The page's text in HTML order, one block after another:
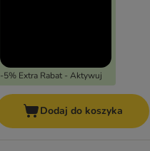
-5% Extra Rabat - Aktywuj
Dodaj do koszyka